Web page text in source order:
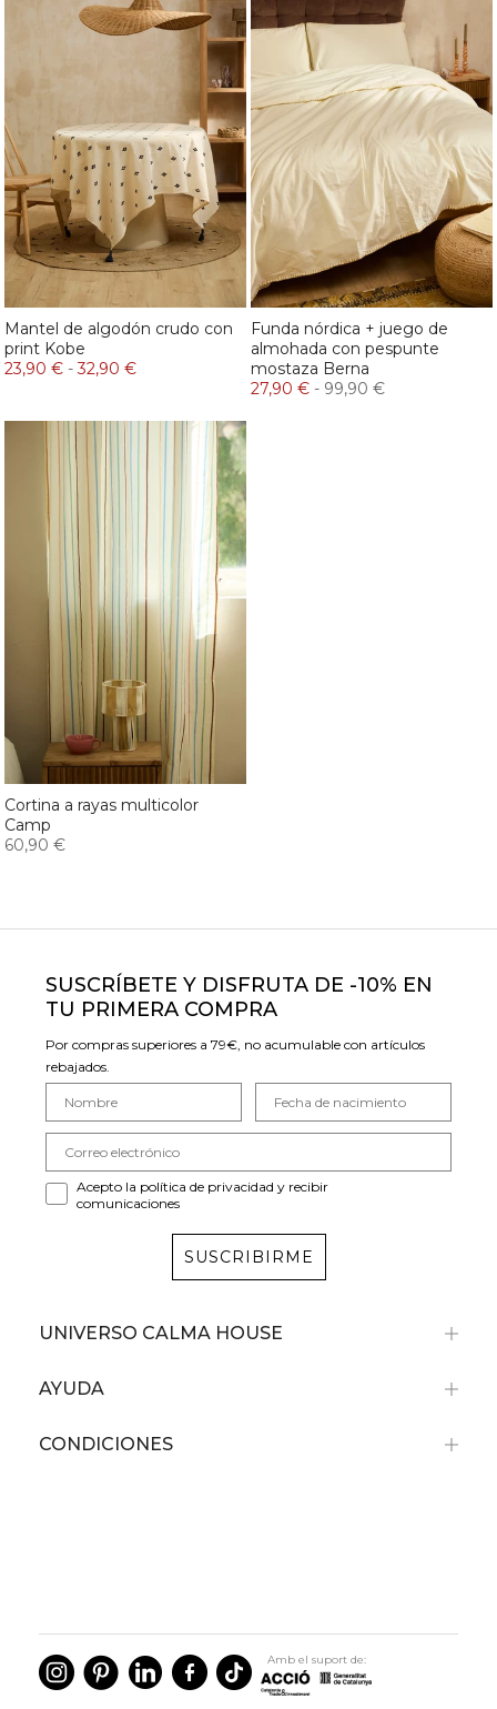
Mantel de algodón crudo con
print Kobe
23,90 € -32,90 €
Funda nórdica + juego de
almohada con pespunte
mostaza Berna
27,90 € - 99,90 €
Cortina a rayas multicolor
Camp
60,90 €
SUSCRÍBETE Y DISFRUTA DE -10% EN
TU PRIMERA COMPRA
Por compras superiores a 79€, no acumulable con artículos
rebajados.
Acepto la política de privacidad y recibir
comunicaciones
SUSCRIBIRME
UNIVERSO CALMA HOUSE
AYUDA
CONDICIONES
Amb el suport de: